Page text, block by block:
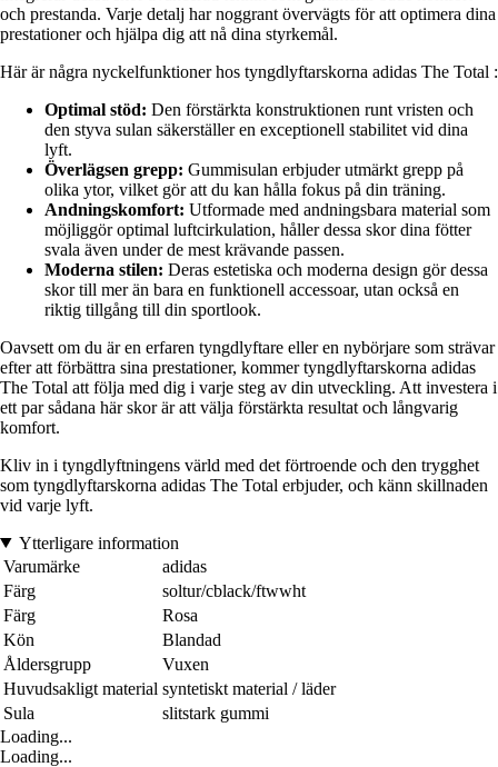
och prestanda. Varje detalj har noggrant övervägts för att optimera dina
prestationer och hjälpa dig att nå dina styrkemål.
Här är några nyckelfunktioner hos tyngdlyftarskorna adidas The Total :
Optimal stöd: Den förstärkta konstruktionen runt vristen och
den styva sulan säkerställer en exceptionell stabilitet vid dina
lyft.
Överlägsen grepp: Gummisulan erbjuder utmärkt grepp på
olika ytor, vilket gör att du kan hålla fokus på din träning.
Andningskomfort: Utformade med andningsbara material som
möjliggör optimal luftcirkulation, håller dessa skor dina fötter
svala även under de mest krävande passen.
Moderna stilen: Deras estetiska och moderna design gör dessa
skor till mer än bara en funktionell accessoar, utan också en
riktig tillgång till din sportlook.
Oavsett om du är en erfaren tyngdlyftare eller en nybörjare som strävar
efter att förbättra sina prestationer, kommer tyngdlyftarskorna adidas
The Total att följa med dig i varje steg av din utveckling. Att investera i
ett par sådana här skor är att välja förstärkta resultat och långvarig
komfort.
Kliv in i tyngdlyftningens värld med det förtroende och den trygghet
som tyngdlyftarskorna adidas The Total erbjuder, och känn skillnaden
vid varje lyft.
Ytterligare information
Varumärke
adidas
Färg
soltur/cblack/ftwwht
Färg
Rosa
Kön
Blandad
Åldersgrupp
Vuxen
Huvudsakligt material syntetiskt material / läder
Sula
slitstark gummi
Loading...
Loading...